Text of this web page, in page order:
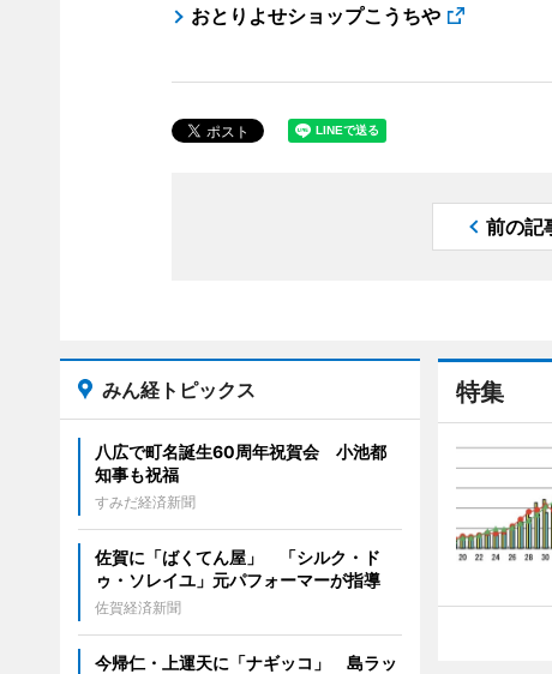
おとりよせショップこうちや
前の記
特集
みん経トピックス
八広で町名誕生60周年祝賀会 小池都
知事も祝福
すみだ経済新聞
佐賀に「ばくてん屋」 「シルク・ド
ゥ・ソレイユ」元パフォーマーが指導
佐賀経済新聞
今帰仁・上運天に「ナギッコ」 島ラッ